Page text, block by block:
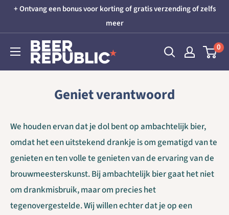
Skip+ Ontvang een bonus voor korting of gratis verzending of zelfs
meer
Beer
Republic
0
Geniet verantwoord
We houden ervan dat je dol bent op ambachtelijk bier,
omdat het een uitstekend drankje is om gematigd van te
genieten en ten volle te genieten van de ervaring van de
brouwmeesterskunst. Bij ambachtelijk bier gaat het niet
om drankmisbruik, maar om precies het
tegenovergestelde. Wij willen echter dat je op een